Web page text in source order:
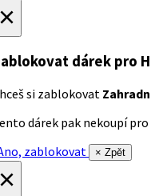
dárek pro
si zablokovat
dárek pak nekoupí pro
zablokovat
× Zpět